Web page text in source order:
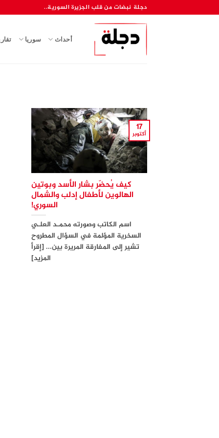
للمحتوى
دجلة نبضات من قلب الجزيرة السورية..
أحداث سوريا
كيف يُحضّر بشار الأسد وبوتين
الهالوين لأطفال إدلب والشمال
السوري!
اسم الكاتب وصورته محمـد العلـي
السخرية المؤلمة في السؤال المطروح
تشير إلى المفارقة المريرة بين... [إقرأ
المزيد]
17
أكتوبر